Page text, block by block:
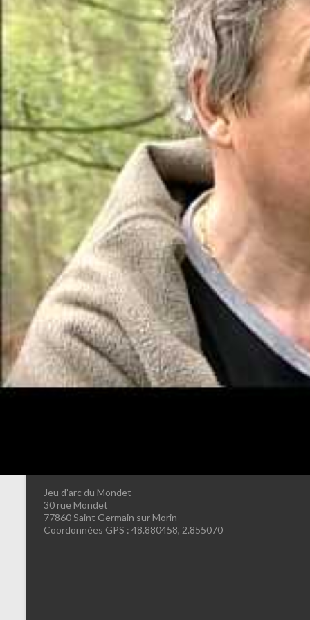
Dans cette
Les petits
Les petits
Les moyens
Les grands
Chaque archer tire
de tir spécifique
Il est possible de
sans viseur et tir
trois archers du
casg77 8
Tournoi Jeune
Jeu d’arc du Mondet
30 rue Mondet
77860 Saint Germain sur Morin
Coordonnées GPS : 48.880458, 2.855070